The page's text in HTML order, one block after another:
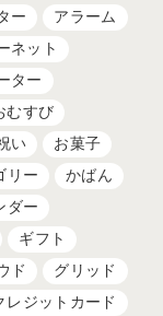
ー
アラーム
ネット
ター
むすび
い
お菓子
リー
かばん
ダー
ギフト
ド
グリッド
レジットカード